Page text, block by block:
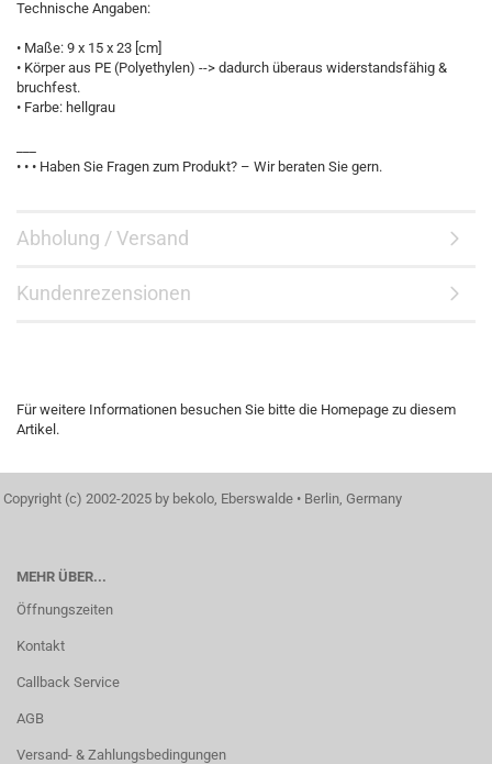
Technische Angaben:
• Maße: 9 x 15 x 23 [cm]
• Körper aus PE (Polyethylen) --> dadurch überaus widerstandsfähig &
bruchfest.
• Farbe: hellgrau
• • • Haben Sie Fragen zum Produkt? – Wir beraten Sie gern.
Abholung / Versand
Kundenrezensionen
Für weitere Informationen besuchen Sie bitte die Homepage zu diesem
Artikel.
Copyright (c) 2002-2025 by bekolo, Eberswalde • Berlin, Germany
MEHR ÜBER...
Öffnungszeiten
Kontakt
Callback Service
AGB
Versand- & Zahlungsbedingungen